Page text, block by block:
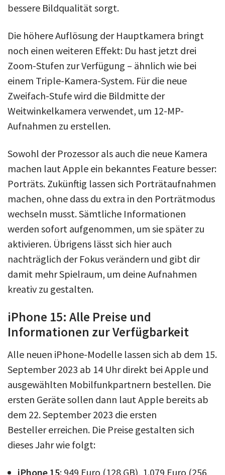
bessere Bildqualität sorgt.
Die höhere Auflösung der Hauptkamera bringt
noch einen weiteren Effekt: Du hast jetzt drei
Zoom-Stufen zur Verfügung – ähnlich wie bei
einem Triple-Kamera-System. Für die neue
Zweifach-Stufe wird die Bildmitte der
Weitwinkelkamera verwendet, um 12-MP-
Aufnahmen zu erstellen.
Sowohl der Prozessor als auch die neue Kamera
machen laut Apple ein bekanntes Feature besser:
Porträts. Zukünftig lassen sich Porträtaufnahmen
machen, ohne dass du extra in den Porträtmodus
wechseln musst. Sämtliche Informationen
werden sofort aufgenommen, um sie später zu
aktivieren. Übrigens lässt sich hier auch
nachträglich der Fokus verändern und gibt dir
damit mehr Spielraum, um deine Aufnahmen
kreativ zu gestalten.
iPhone 15: Alle Preise und
Informationen zur Verfügbarkeit
Alle neuen iPhone-Modelle lassen sich ab dem 15.
September 2023 ab 14 Uhr direkt bei Apple und
ausgewählten Mobilfunkpartnern bestellen. Die
ersten Geräte sollen dann laut Apple bereits ab
dem 22. September 2023 die ersten
Besteller erreichen. Die Preise gestalten sich
dieses Jahr wie folgt:
iPhone 15: 949 Euro (128 GB), 1.079 Euro (256